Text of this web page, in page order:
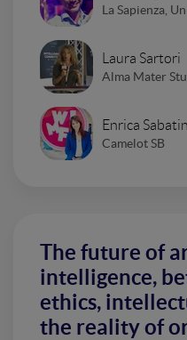
La Sapienza,
Laura Sartori
Alma Mater
Enrica
Camelot SB
The future of
intelligence,
ethics,
the reality of